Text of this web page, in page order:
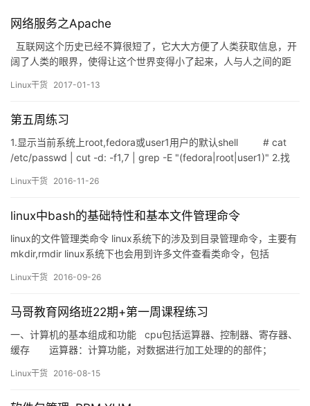
网络服务之Apache
互联网这个历史已经不算很短了，它大大方便了人类获取信息，开
阔了人类的眼界，使得让这个世界变得小了起来，人与人之间的距
列，都能从网上进行，这些功能，都是由www服务器来提供服务，
较老牌，且依然能存活的服务器“阿帕奇”…
Linux干货 2017-01-13
第五周练习
1.显示当前系统上root,fedora或user1用户的默认shell # cat
/etc/passwd | cut -d: -f1,7 | grep -E "(fedora|root|user1)" 2.找
Linux干货 2016-11-26
linux中bash的基础特性和基本文件管理命令
linux的文件管理类命令 linux系统下的涉及到目录管理命令，主要有
mkdir,rmdir linux系统下也会用到许多文件查看类命令，包括
要有cp,mv,rm 本节我们主要说明文件管理类命令的使用方法。 cp
Linux干货 2016-09-26
马哥教育网络班22期+第一周课程练习
一、计算机的基本组成和功能 cpu包括运算器、控制器、寄存器、
缓存 运算器：计算功能，对数据进行加工处理的的部件；
状态； 寄存器：暂存指令和数据的地方，存储…
Linux干货 2016-08-15